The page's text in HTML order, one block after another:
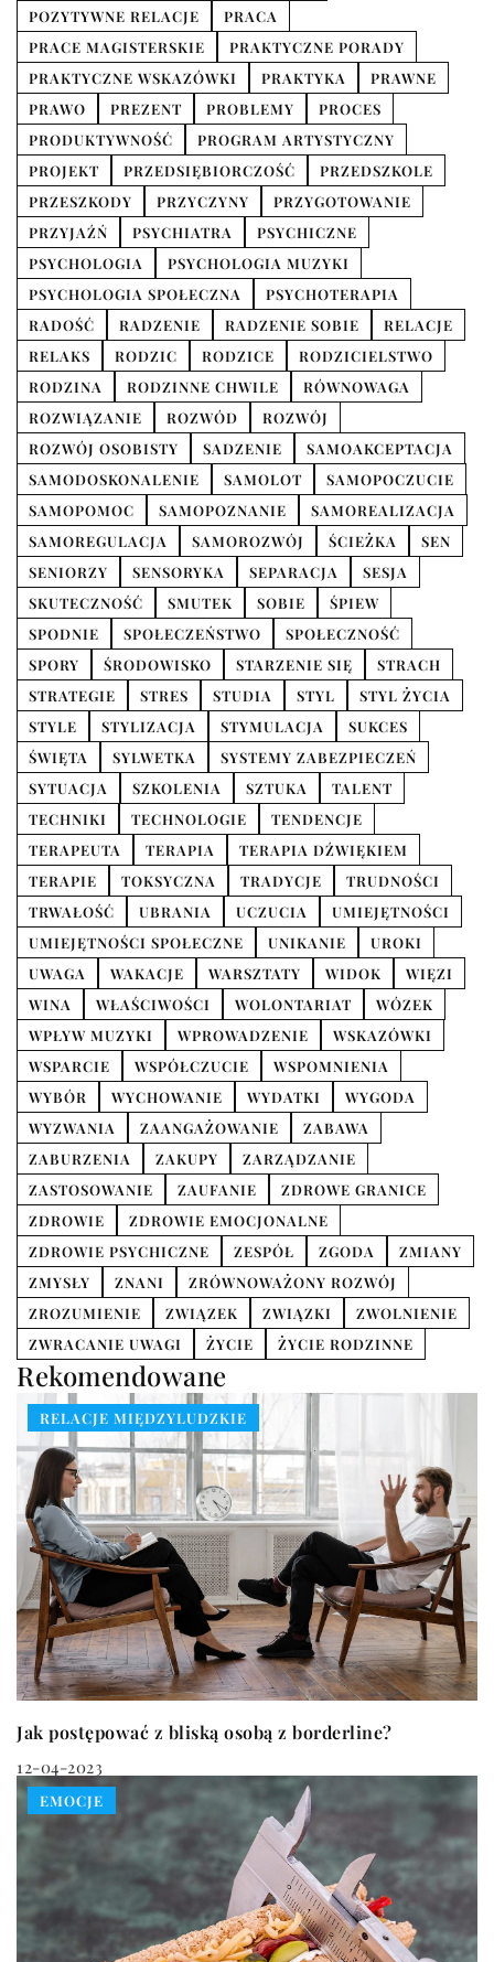
POZYTYWNE RELACJE
PRACA
PRACE MAGISTERSKIE
PRAKTYCZNE PORADY
PRAKTYCZNE WSKAZÓWKI
PRAKTYKA
PRAWNE
PRAWO
PREZENT PROBLEMY
PROCES
PRODUKTYWNOŚĆ
PROGRAM ARTYSTYCZNY
PROJEKT
PRZEDSIĘBIORCZOŚĆ
PRZEDSZKOLE
PRZESZKODY
PRZYCZYNY
PRZYGOTOWANIE
PRZYJAŹŃ
PSYCHIATRA
PSYCHICZNE
PSYCHOLOGIA
PSYCHOLOGIA MUZYKI
PSYCHOLOGIA SPOŁECZNA
PSYCHOTERAPIA
RADOŚĆ
RADZENIE RADZENIE SOBIE
RELACJE
RELAKS
RODZIC RODZICE
RODZICIELSTWO
RODZINA
RODZINNE CHWILE
RÓWNOWAGA
ROZWIĄZANIE
ROZWÓD
ROZWÓJ
ROZWÓJ OSOBISTY
SADZENIE
SAMOAKCEPTACJA
SAMODOSKONALENIE
SAMOLOT
SAMOPOCZUCIE
SAMOPOMOC
SAMOPOZNANIE
SAMOREALIZACJA
SAMOREGULACJA
SAMOROZWÓJ ŚCIEŻKA
SEN
SENIORZY
SENSORYKA SEPARACJA
SESJA
SKUTECZNOŚĆ
SMUTEK SOBIE
ŚPIEW
SPODNIE
SPOŁECZEŃSTWO
SPOŁECZNOŚĆ
SPORY
ŚRODOWISKO STARZENIE SIĘ
STRACH
STRATEGIE
STRES STUDIA STYL
STYL ŻYCIA
STYLE
STYLIZACJA STYMULACJA
SUKCES
ŚWIĘTA
SYLWETKA
SYSTEMY ZABEZPIECZEŃ
SYTUACJA
SZKOLENIA SZTUKA
TALENT
TECHNIKI
TECHNOLOGIE
TENDENCJE
TERAPEUTA
TERAPIA
TERAPIA DŹWIĘKIEM
TERAPIE
TOKSYCZNA TRADYCJE
TRUDNOŚCI
TRWAŁOŚĆ
UBRANIA UCZUCIA
UMIEJĘTNOŚCI
UMIEJĘTNOŚCI SPOŁECZNE
UNIKANIE
UROKI
UWAGA
WAKACJE WARSZTATY WIDOK
WIĘZI
WINA
WŁAŚCIWOŚCI WOLONTARIAT
WÓZEK
WPŁYW MUZYKI
WPROWADZENIE
WSKAZÓWKI
WSPARCIE
WSPÓŁCZUCIE
WSPOMNIENIA
WYBÓR
WYCHOWANIE WYDATKI
WYGODA
WYZWANIA
ZAANGAŻOWANIE
ZABAWA
ZABURZENIA
ZAKUPY
ZARZĄDZANIE
ZASTOSOWANIE
ZAUFANIE
ZDROWE GRANICE
ZDROWIE
ZDROWIE EMOCJONALNE
ZDROWIE PSYCHICZNE
ZESPÓŁ ZGODA
ZMIANY
ZMYSŁY
ZNANI
ZRÓWNOWAŻONY ROZWÓJ
ZROZUMIENIE
ZWIĄZEK ZWIĄZKI
ZWOLNIENIE
ZWRACANIE UWAGI
ŻYCIE ŻYCIE RODZINNE
Rekomendowane
RELACJE MIĘDZYLUDZKIE
Jak postępować z bliską osobą z borderline?
12-04-2023
EMOCJE